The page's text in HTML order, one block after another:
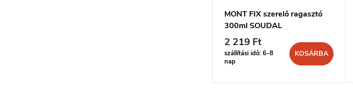
MONT FIX szerelő ragasztó
300ml SOUDAL
2 219 Ft
szállítási idő: 6-8
nap
KOSÁRBA